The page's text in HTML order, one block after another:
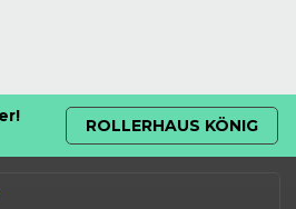
ROLLERHAUS KÖNIG